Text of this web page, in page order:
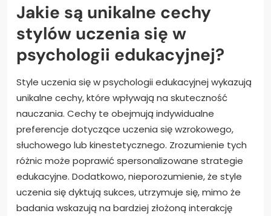
Jakie są unikalne cechy
stylów uczenia się w
psychologii edukacyjnej?
Style uczenia się w psychologii edukacyjnej wykazują
unikalne cechy, które wpływają na skuteczność
nauczania. Cechy te obejmują indywidualne
preferencje dotyczące uczenia się wzrokowego,
słuchowego lub kinestetycznego. Zrozumienie tych
różnic może poprawić spersonalizowane strategie
edukacyjne. Dodatkowo, nieporozumienie, że style
uczenia się dyktują sukces, utrzymuje się, mimo że
badania wskazują na bardziej złożoną interakcję